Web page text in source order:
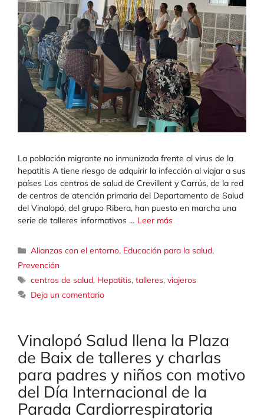
La población migrante no inmunizada frente al virus de la
hepatitis A tiene riesgo de adquirir la infección al viajar a sus
países Los centros de salud de Crevillent y Carrús, de la red
de centros de atención primaria del Departamento de Salud
del Vinalopó, del grupo Ribera, han puesto en marcha una
serie de talleres informativos … Leer más
Categorías
Alianzas con el entorno, Educación para la salud,
Prevención
Etiquetas
centros de salud, Hepatitis,talleres,viajeros
Deja un comentario
Vinalopó Salud llena la Plaza
de Baix de talleres y charlas
para padres y niños con motivo
del Día Internacional de la
Parada Cardiorrespiratoria